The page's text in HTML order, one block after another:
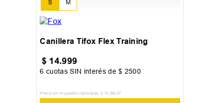
S M
Canillera Tifox Flex Training
$ 14.999
6 cuotas SIN interés de$ 2500
Precio sin impuestos nacionales: $ 12 395 87